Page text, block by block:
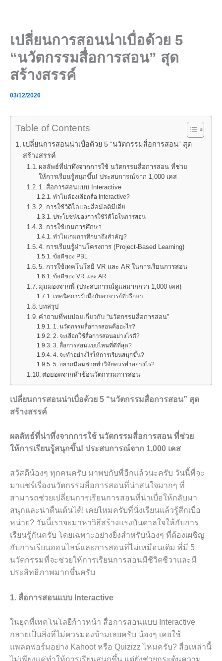
เปลี่ยนการสอนน่าเบื่อด้วย 5
“นวัตกรรมสื่อการสอน” สุด
สร้างสรรค์
03/12/2026
Table of Contents
เปลี่ยนการสอนน่าเบื่อด้วย 5 “นวัตกรรมสื่อการสอน” สุด
สร้างสรรค์
ผลลัพธ์ที่น่าทึ่งจากการใช้ นวัตกรรมสื่อการสอน ที่ช่วย
ให้การเรียนรู้สนุกขึ้น! ประสบการณ์จาก 1,000 เคส
1. สื่อการสอนแบบ Interactive
ทำไมต้องเลือกสื่อ Interactive?
2. การใช้วิดีโอและสื่อมัลติมีเดีย
ประโยชน์ของการใช้วิดีโอในการสอน
3. การใช้เกมการศึกษา
ทำไมเกมการศึกษาถึงสำคัญ?
4. การเรียนรู้ผ่านโครงการ (Project-Based Learning)
ข้อดีของ PBL
5. การใช้เทคโนโลยี VR และ AR ในการเรียนการสอน
ข้อดีของ VR และ AR
มุมมองจากพี่ (ประสบการณ์ดูแลมากกว่า 1,000 เคส)
เทคนิคการรับมือกับอาจารย์ที่ปรึกษา
บทสรุป
คำถามที่พบบ่อยเกี่ยวกับ “นวัตกรรมสื่อการสอน”
1. นวัตกรรมสื่อการสอนคืออะไร?
2. จะเลือกใช้สื่อการสอนอย่างไรดี?
3. สื่อการสอนแบบไหนที่ดีที่สุด?
4. จะทำอย่างไรให้การเรียนสนุกขึ้น?
5. อยากมีคนช่วยทำวิจัยควรทำอย่างไร?
ต่อยอดจากหัวข้อนวัตกรรมการสอน
เปลี่ยนการสอนน่าเบื่อด้วย 5 “นวัตกรรมสื่อการสอน” สุด
สร้างสรรค์
ผลลัพธ์ที่น่าทึ่งจากการใช้ นวัตกรรมสื่อการสอน ที่ช่วย
ให้การเรียนรู้สนุกขึ้น! ประสบการณ์จาก 1,000 เคส
สวัสดีน้องๆ ทุกคนครับ มาพบกับพี่อีกแล้วนะครับ วันนี้พี่จะ
มาแชร์เรื่องนวัตกรรมสื่อการสอนที่น่าสนใจมากๆ ที่
สามารถช่วยเปลี่ยนการเรียนการสอนที่น่าเบื่อให้กลับมา
สนุกและน่าตื่นเต้นได้! เคยไหมครับที่นั่งเรียนแล้วรู้สึกเบื่อ
หน่าย? วันนี้เราจะมาหาวิธีสร้างแรงบันดาลใจให้กับการ
เรียนรู้กันครับ โดยเฉพาะอย่างยิ่งสำหรับน้องๆ ที่ต้องเผชิญ
กับการเรียนออนไลน์และการสอนที่ไม่เหมือนเดิม พี่มี 5
นวัตกรรมที่จะช่วยให้การเรียนการสอนมีชีวิตชีวาและมี
ประสิทธิภาพมากขึ้นครับ
1. สื่อการสอนแบบ Interactive
ในยุคที่เทคโนโลยีก้าวหน้า สื่อการสอนแบบ Interactive
กลายเป็นสิ่งที่ไม่ควรมองข้ามเลยครับ น้องๆ เคยใช้
แพลตฟอร์มอย่าง Kahoot หรือ Quizizz ไหมครับ? สื่อเหล่านี้
ไม่เพียงแค่ทำให้การเรียนสนุกขึ้น แต่ยังช่วยกระตุ้นความ